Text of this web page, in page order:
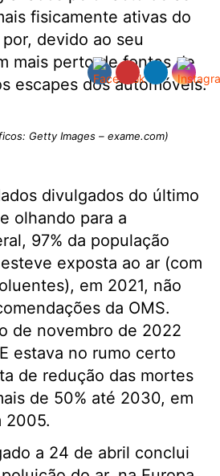
fisicamente ativas do
devido ao seu
mais perto de fontes de
escapes dos automóveis.
Getty Images – exame.com)
divulgados do último
olhando para a
97% da população
exposta ao ar (com
em 2021, não
da OMS.
de novembro de 2022
estava no rumo certo
de redução das mortes
de 50% até 2030, em
2005.
a 24 de abril conclui